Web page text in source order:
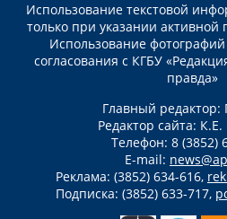
Использование текстовой
только при указании активной
Использование
согласования с КГБУ
правда»
Главный редактор:
Редактор сайта:
Телефон: 8 (3852)
E-mail:
Реклама: (3852) 634-616,
Подписка: (3852) 633-717,